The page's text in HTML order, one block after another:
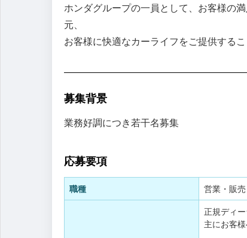
ホンダグループの一員として、お客様の
元、
お客様に快適なカーライフをご提供する
募集背景
業務好調につき若干名募集
応募要項
職種 営業・販売
正規ディ
主にお客